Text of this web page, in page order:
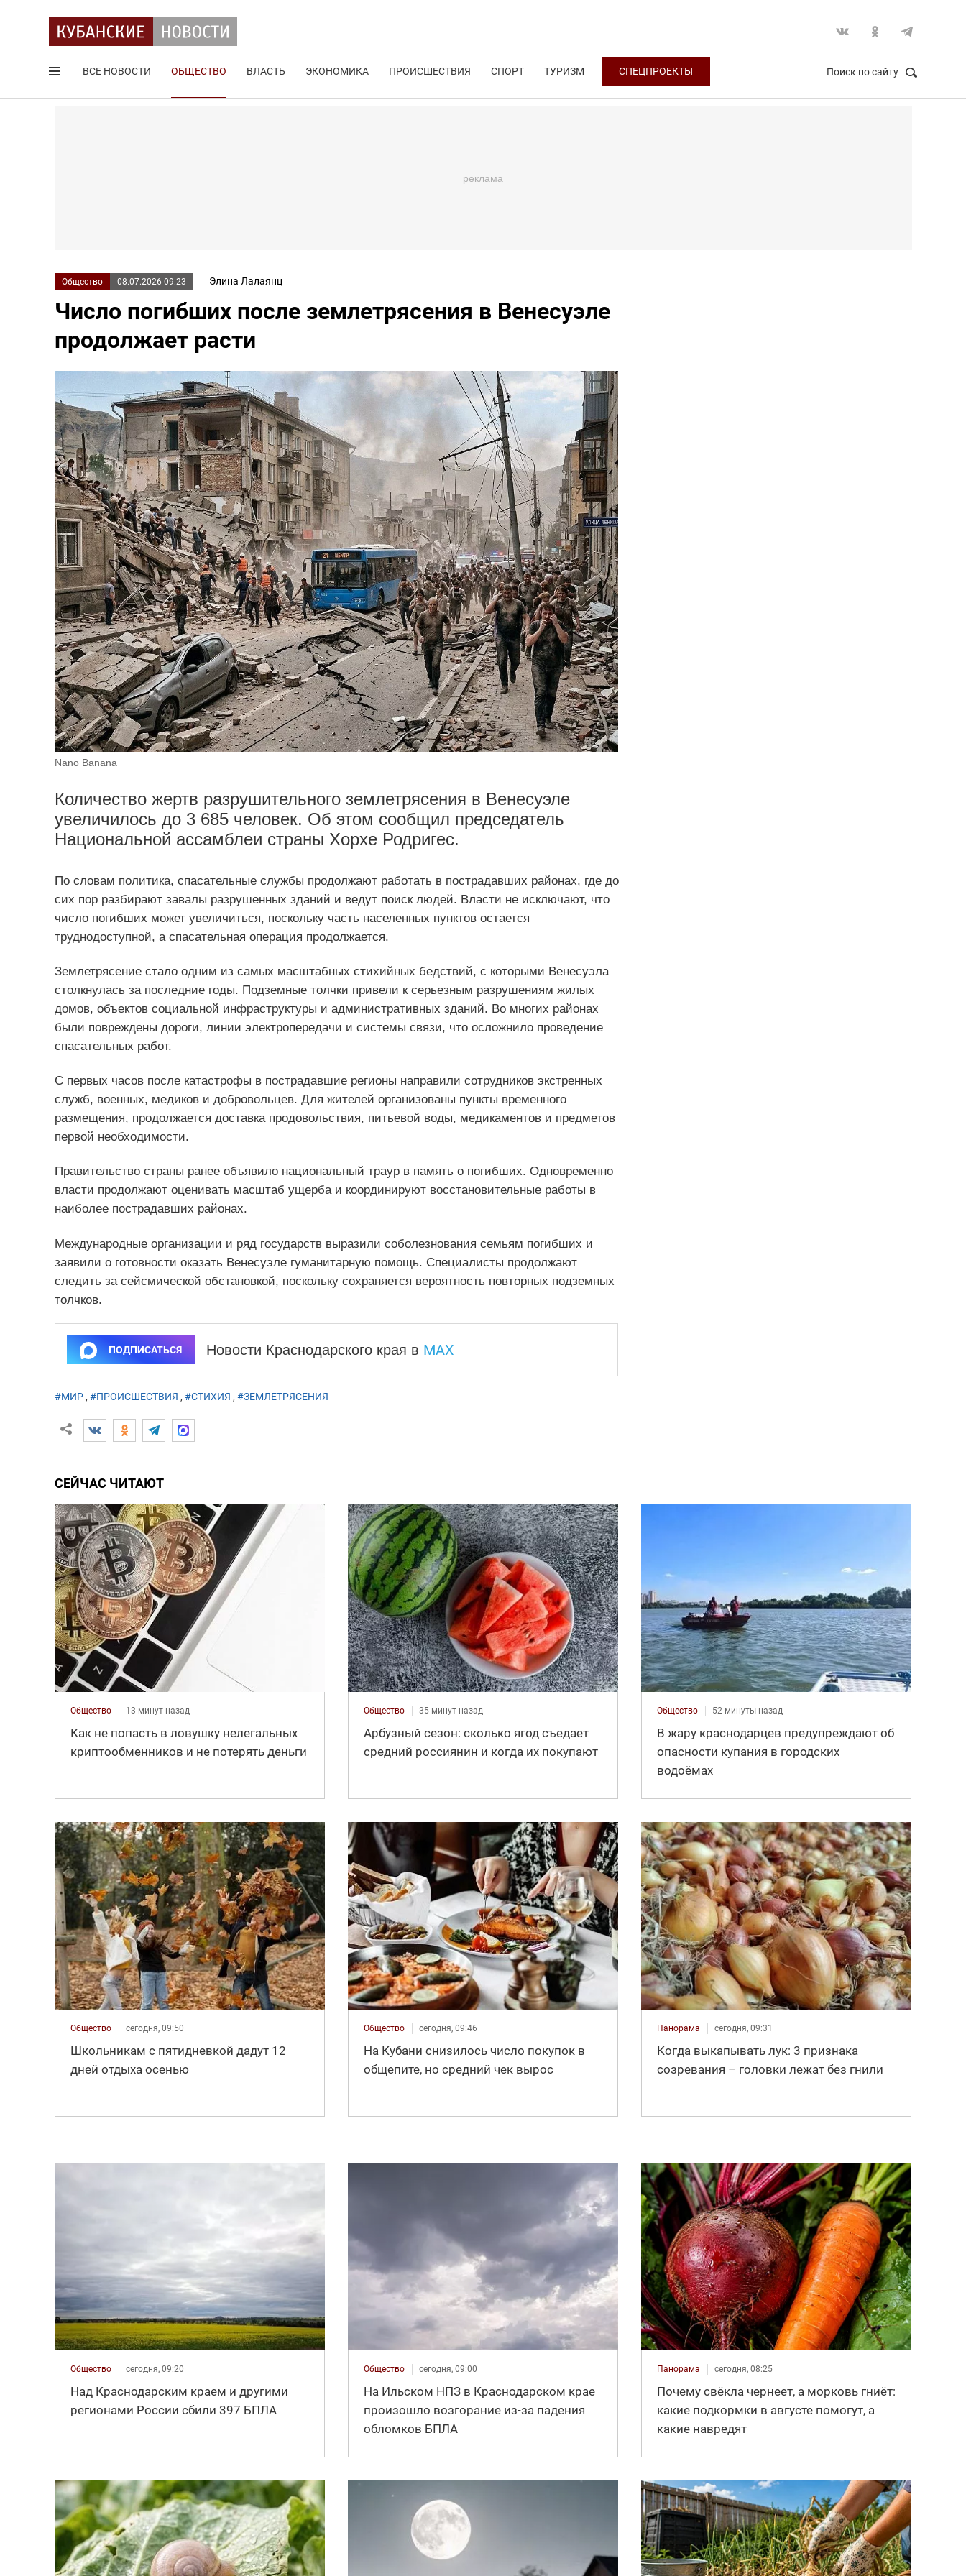
ВСЕ НОВОСТИ ОБЩЕСТВО ВЛАСТЬ ЭКОНОМИКА ПРОИСШЕСТВИЯ СПОРТ ТУРИЗМ СПЕЦПРОЕКТЫ Поиск по сайту
Общество 08.07.2026 09:23 Элина Лалаянц
Число погибших после землетрясения в Венесуэле
продолжает расти
Nano Banana
Количество жертв разрушительного землетрясения в Венесуэле
увеличилось до 3 685 человек. Об этом сообщил председатель
Национальной ассамблеи страны Хорхе Родригес.
По словам политика, спасательные службы продолжают работать в пострадавших районах, где до
сих пор разбирают завалы разрушенных зданий и ведут поиск людей. Власти не исключают, что
число погибших может увеличиться, поскольку часть населенных пунктов остается
труднодоступной, а спасательная операция продолжается.
Землетрясение стало одним из самых масштабных стихийных бедствий, с которыми Венесуэла
столкнулась за последние годы. Подземные толчки привели к серьезным разрушениям жилых
домов, объектов социальной инфраструктуры и административных зданий. Во многих районах
были повреждены дороги, линии электропередачи и системы связи, что осложнило проведение
спасательных работ.
С первых часов после катастрофы в пострадавшие регионы направили сотрудников экстренных
служб, военных, медиков и добровольцев. Для жителей организованы пункты временного
размещения, продолжается доставка продовольствия, питьевой воды, медикаментов и предметов
первой необходимости.
Правительство страны ранее объявило национальный траур в память о погибших. Одновременно
власти продолжают оценивать масштаб ущерба и координируют восстановительные работы в
наиболее пострадавших районах.
Международные организации и ряд государств выразили соболезнования семьям погибших и
заявили о готовности оказать Венесуэле гуманитарную помощь. Специалисты продолжают
следить за сейсмической обстановкой, поскольку сохраняется вероятность повторных подземных
толчков.
ПОДПИСАТЬСЯ Новости Краснодарского края в MAX
#МИР, #ПРОИСШЕСТВИЯ , #СТИХИЯ , #ЗЕМЛЕТРЯСЕНИЯ
СЕЙЧАС ЧИТАЮТ
Общество 13 минут назад
Как не попасть в ловушку нелегальных
криптообменников и не потерять деньги
Общество 35 минут назад
Арбузный сезон: сколько ягод съедает
средний россиянин и когда их покупают
Общество 52 минуты назад
В жару краснодарцев предупреждают об
опасности купания в городских
водоёмах
Общество сегодня, 09:50
Школьникам с пятидневкой дадут 12
дней отдыха осенью
Общество сегодня, 09:46
На Кубани снизилось число покупок в
общепите, но средний чек вырос
Панорама сегодня, 09:31
Когда выкапывать лук: 3 признака
созревания – головки лежат без гнили
Общество сегодня, 09:20
Над Краснодарским краем и другими
регионами России сбили 397 БПЛА
Общество сегодня, 09:00
На Ильском НПЗ в Краснодарском крае
произошло возгорание из-за падения
обломков БПЛА
Панорама сегодня, 08:25
Почему свёкла чернеет, а морковь гниёт:
какие подкормки в августе помогут, а
какие навредят